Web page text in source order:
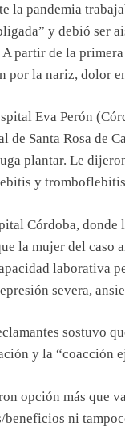
la pandemia
y debió ser
partir de la
por la nariz, dolor
Eva Perón
de Santa Rosa de
plantar. Le
y
Córdoba,
la mujer del caso
laborativa
severa,
sostuvo
y la “coacción
opción más que
beneficios ni